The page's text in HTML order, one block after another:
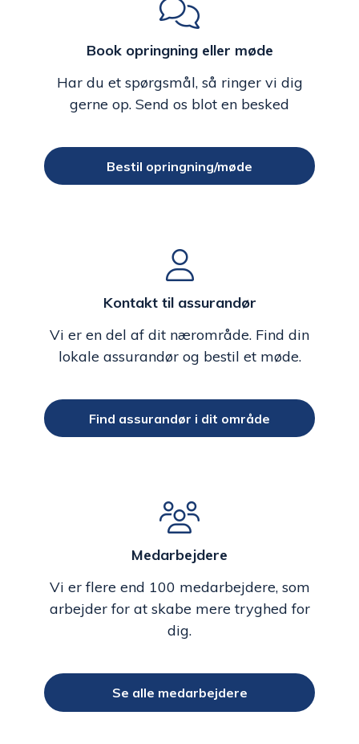
Book opringning eller møde
Har du et spørgsmål, så ringer vi dig
gerne op. Send os blot en besked
Bestil opringning/møde
Kontakt til assurandør
Vi er en del af dit nærområde. Find din
lokale assurandør og bestil et møde.
Find assurandør i dit område
Medarbejdere
Vi er flere end 100 medarbejdere, som
arbejder for at skabe mere tryghed for
dig.
Se alle medarbejdere